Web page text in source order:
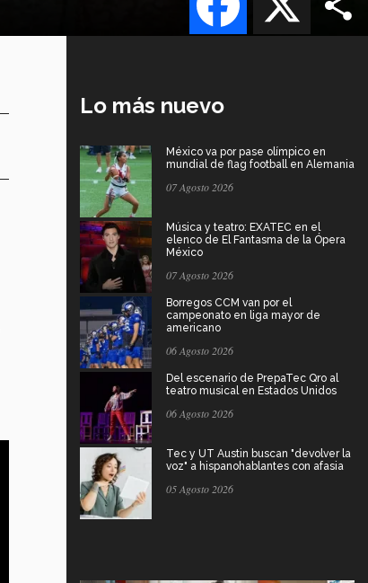
Lo más nuevo
México va por pase olímpico en
mundial de flag football en Alemania
07 Agosto 2026
Música y teatro: EXATEC en el
elenco de El Fantasma de la Ópera
México
07 Agosto 2026
Borregos CCM van por el
campeonato en liga mayor de
americano
06 Agosto 2026
Del escenario de PrepaTec Qro al
teatro musical en Estados Unidos
06 Agosto 2026
Tec y UT Austin buscan "devolver la
voz" a hispanohablantes con afasia
05 Agosto 2026